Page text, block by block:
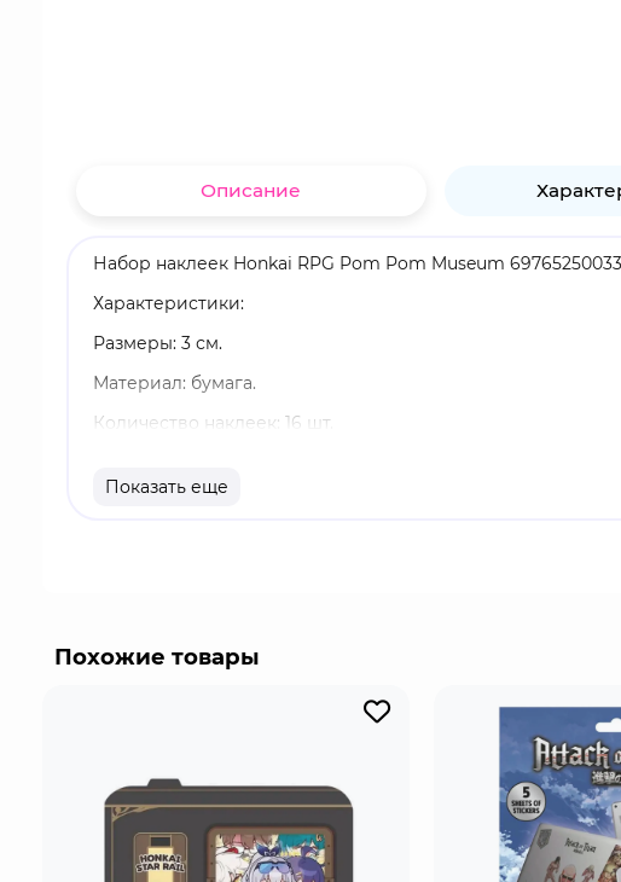
Описание
Набор наклеек Honkai RPG Pom Pom Museum
Характеристики:
Размеры: 3 см.
Материал: бумага.
Количество наклеек: 16 шт.
Бренд: Honkai: Star Rail.
Показать еще
Похожие товары